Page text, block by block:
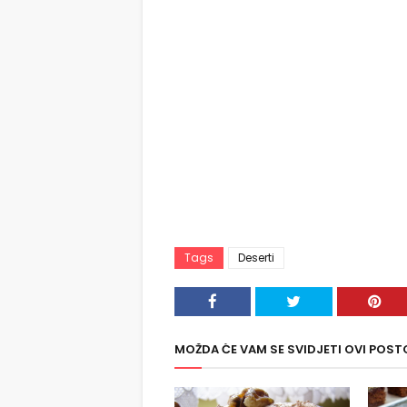
Tags Deserti
MOŽDA ĆE VAM SE SVIDJETI OVI